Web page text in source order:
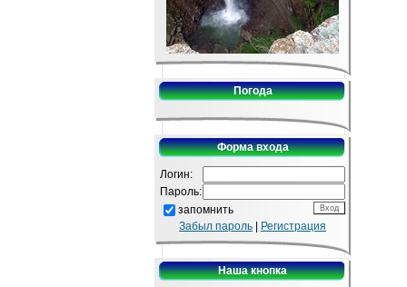
Погода
Форма входа
Логин:
Пароль:
запомнить
Забыл пароль
Регистрация
Наша кнопка